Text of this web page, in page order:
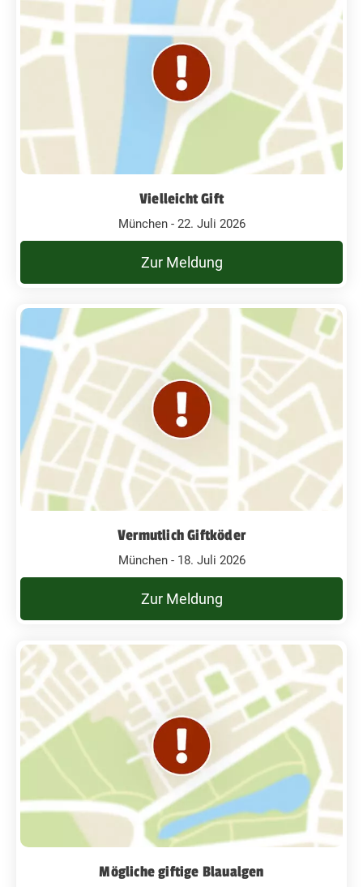
Vielleicht Gift
München - 22. Juli 2026
Zur Meldung
Vermutlich Giftköder
München - 18. Juli 2026
Zur Meldung
Mögliche giftige Blaualgen